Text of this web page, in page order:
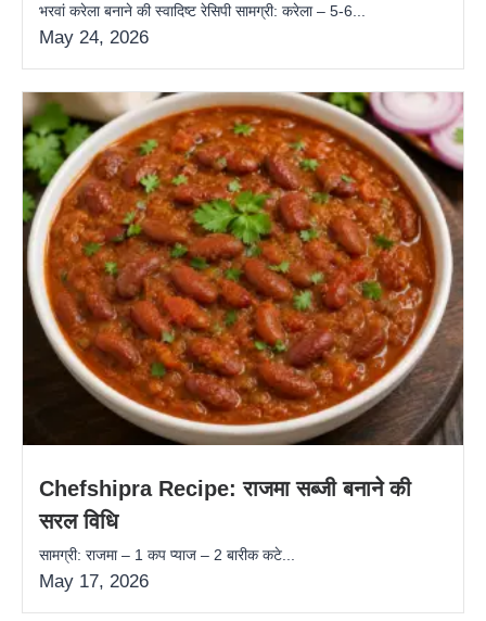
भरवां करेला बनाने की स्वादिष्ट रेसिपी सामग्री: करेला – 5-6...
May 24, 2026
Chefshipra Recipe: राजमा सब्जी बनाने की
सरल विधि
सामग्री: राजमा – 1 कप प्याज – 2 बारीक कटे...
May 17, 2026